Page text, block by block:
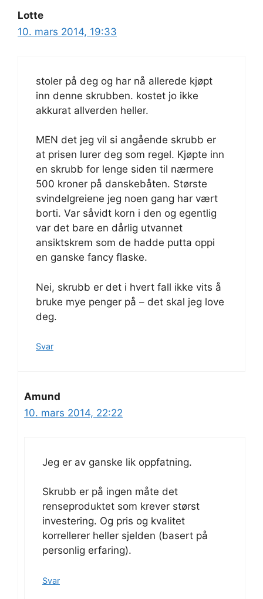
Lotte
10. mars 2014, 19:33
stoler på deg og har nå allerede kjøpt
inn denne skrubben. kostet jo ikke
akkurat allverden heller.
MEN det jeg vil si angående skrubb er
at prisen lurer deg som regel. Kjøpte inn
en skrubb for lenge siden til nærmere
500 kroner på danskebåten. Største
svindelgreiene jeg noen gang har vært
borti. Var såvidt korn i den og egentlig
var det bare en dårlig utvannet
ansiktskrem som de hadde putta oppi
en ganske fancy flaske.
Nei, skrubb er det i hvert fall ikke vits å
bruke mye penger på – det skal jeg love
deg.
Svar
Amund
10. mars 2014, 22:22
Jeg er av ganske lik oppfatning.
Skrubb er på ingen måte det
renseproduktet som krever størst
investering. Og pris og kvalitet
korrellerer heller sjelden (basert på
personlig erfaring).
Svar